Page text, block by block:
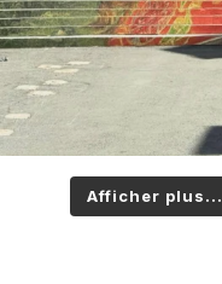
Afficher plus...